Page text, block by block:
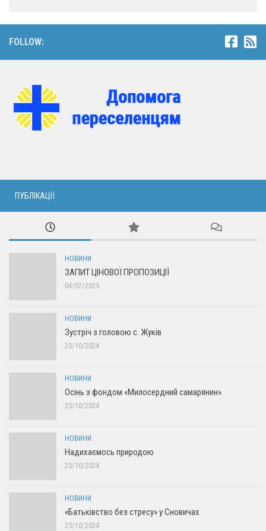
FOLLOW:
ПУБЛІКАЦІЇ
НОВИНИ
ЗАПИТ ЦІНОВОЇ ПРОПОЗИЦІЇ
04/07/2025
НОВИНИ
Зустріч з головою с. Жуків
25/10/2024
НОВИНИ
Осінь з фондом «Милосердний самарянин»
25/10/2024
НОВИНИ
Надихаємось природою
25/10/2024
НОВИНИ
«Батьківство без стресу» у Сновичах
25/10/2024